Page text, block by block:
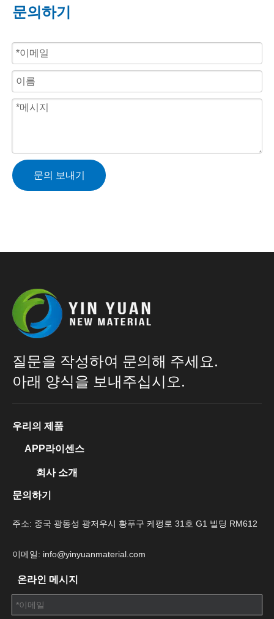
문의하기
문의 보내기
질문을 작성하여 문의해 주세요.
아래 양식을 보내주십시오.
우리의 제품
APP라이센스
회사 소개
문의하기
주소: 중국 광동성 광저우시 황푸구 케펑로 31호 G1 빌딩 RM612
이메일: info@yinyuanmaterial.com
온라인 메시지